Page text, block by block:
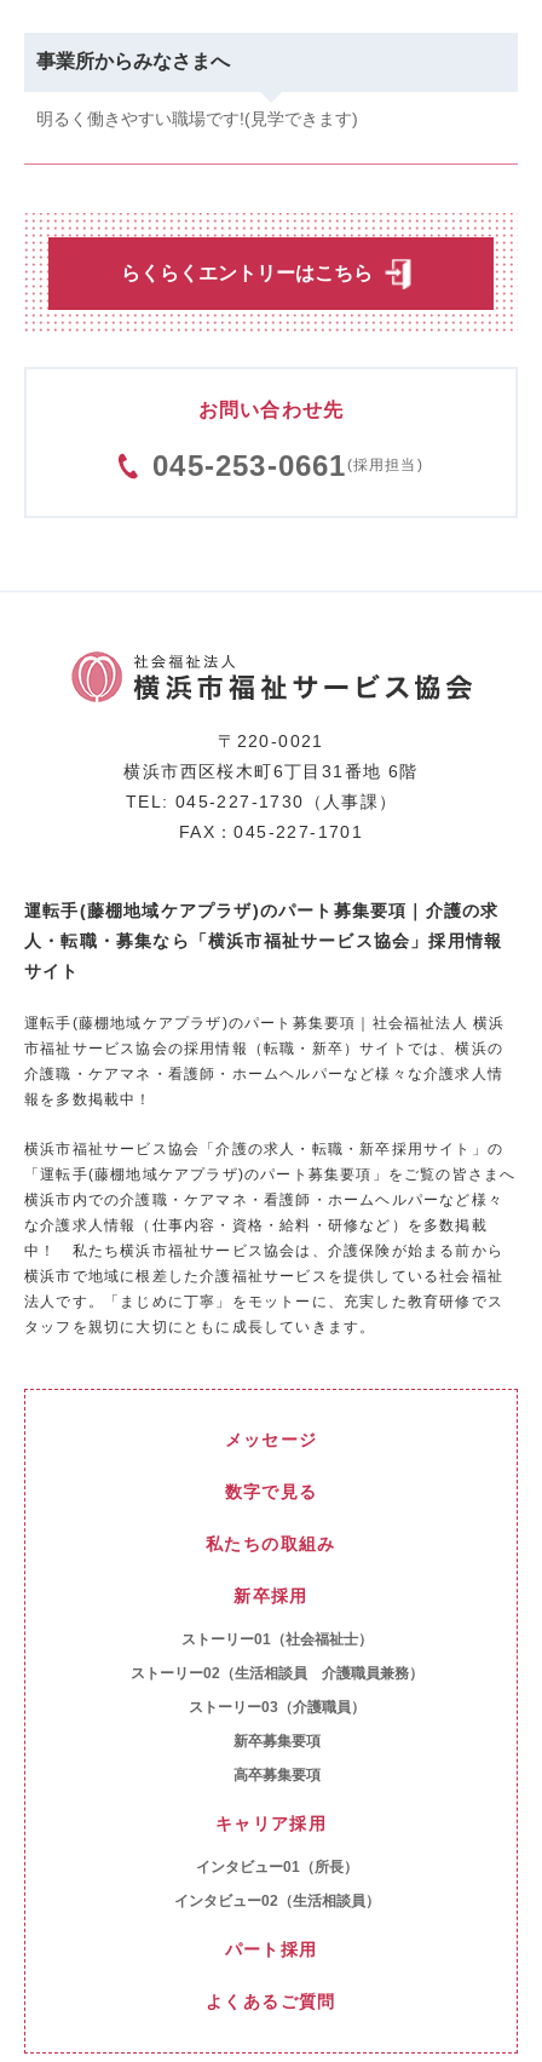
事業所からみなさまへ
明るく働きやすい職場です!(見学できます)
らくらくエントリーはこちら
お問い合わせ先
045-253-0661(採用担当)
〒220-0021
横浜市西区桜木町6丁目31番地 6階
TEL: 045-227-1730（人事課）
FAX：045-227-1701
運転手(藤棚地域ケアプラザ)のパート募集要項｜介護の求
人・転職・募集なら「横浜市福祉サービス協会」採用情報
サイト
運転手(藤棚地域ケアプラザ)のパート募集要項｜社会福祉法人 横浜
市福祉サービス協会の採用情報（転職・新卒）サイトでは、横浜の
介護職・ケアマネ・看護師・ホームヘルパーなど様々な介護求人情
報を多数掲載中！
横浜市福祉サービス協会「介護の求人・転職・新卒採用サイト」 の
「運転手(藤棚地域ケアプラザ)のパート募集要項」をご覧の皆さまへ
横浜市内での介護職・ケアマネ・看護師・ホームヘルパーなど様々
な介護求人情報（仕事内容・資格・給料・研修など）を多数掲載
中！ 私たち横浜市福祉サービス協会は、介護保険が始まる前から
横浜市で地域に根差した介護福祉サービスを提供している社会福祉
法人です。「まじめに丁寧」をモットーに、充実した教育研修でス
タッフを親切に大切にともに成長していきます。
メッセージ
数字で見る
私たちの取組み
新卒採用
ストーリー01（社会福祉士）
ストーリー02（生活相談員 介護職員兼務）
ストーリー03（介護職員）
新卒募集要項
高卒募集要項
キャリア採用
インタビュー01（所長）
インタビュー02（生活相談員）
パート採用
よくあるご質問